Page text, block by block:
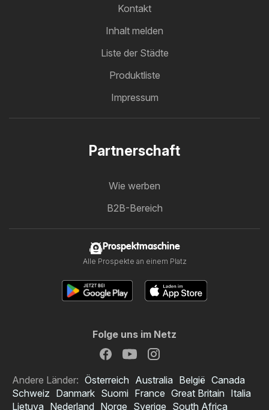
Kontakt
Inhalt melden
Liste der Städte
Produktliste
Impressum
Partnerschaft
Wie werben
B2B-Bereich
Prospektmaschine
Alle Prospekte an einem Platz
Folge uns im Netz
Andere Länder: Österreich Australia België Canada
Schweiz Danmark Suomi France Great Britain Italia
Lietuva Nederland Norge Sverige South Africa